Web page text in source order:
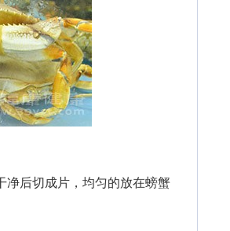
后切成片，均匀的放在螃蟹